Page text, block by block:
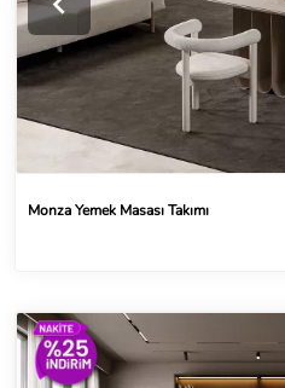
Monza Yemek Masası Takımı